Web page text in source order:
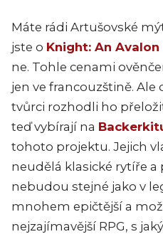
Máte rádi Artušovské
jste o Knight: An Avalon
ne. Tohle cenami
jen ve francouzštině.
tvůrci rozhodli ho
teď vybírají na
tohoto projektu. Jejich
neudělá klasické rytíře
nebudou stejné jako v
mnohem epičtější a
nejzajímavější RPG, s